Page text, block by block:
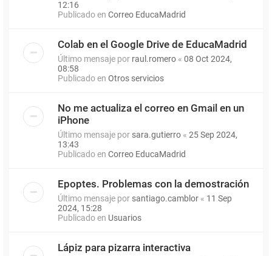
12:16
Publicado en Correo EducaMadrid
Colab en el Google Drive de EducaMadrid
Último mensaje por raul.romero « 08 Oct 2024,
08:58
Publicado en Otros servicios
No me actualiza el correo en Gmail en un
iPhone
Último mensaje por sara.gutierro « 25 Sep 2024,
13:43
Publicado en Correo EducaMadrid
Epoptes. Problemas con la demostración
Último mensaje por santiago.camblor « 11 Sep
2024, 15:28
Publicado en Usuarios
Lápiz para pizarra interactiva